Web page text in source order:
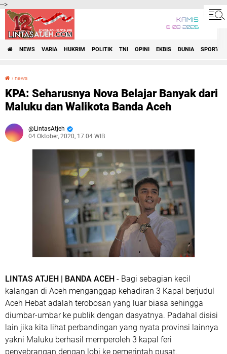
-->
KAMIS
6•08•2026
NEWS VARIA HUKRIM POLITIK TNI OPINI EKBIS DUNIA SPORT
› news
KPA: Seharusnya Nova Belajar Banyak dari
Maluku dan Walikota Banda Aceh
LintasAtjeh
04 Oktober, 2020, 17.04 WIB
LINTAS ATJEH | BANDA ACEH - Bagi sebagian kecil
kalangan di Aceh menganggap kehadiran 3 Kapal berjudul
Aceh Hebat adalah terobosan yang luar biasa sehingga
diumbar-umbar ke publik dengan dasyatnya. Padahal disisi
lain jika kita lihat perbandingan yang nyata provinsi lainnya
yakni Maluku berhasil memperoleh 3 kapal feri
penyebrangan dengan lobi ke pemerintah pusat.